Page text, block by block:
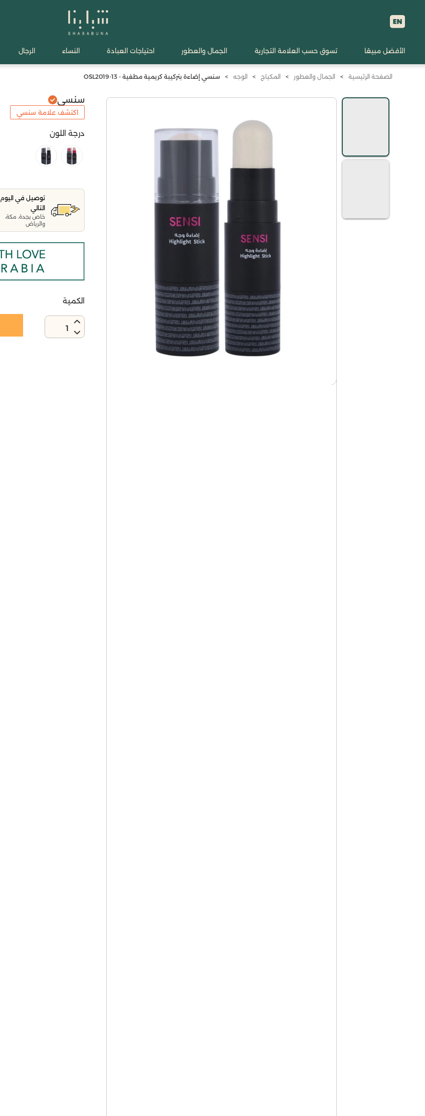
الأفضل مبيعًا تسوق حسب العلامة التجارية الجمال والعطور احتياجات العبادة النساء الرجال
الصفحة الرئيسية > الجمال والعطور > المكياج > الوجه > سنسي إضاءة بتركيبة كريمية مطفية - OSL2019-13
سنسي
اكتشف علامة سنسي
درجة اللون
توصيل في اليوم
التالي
خاص بجدة، مكة،
والرياض
الكمية
1